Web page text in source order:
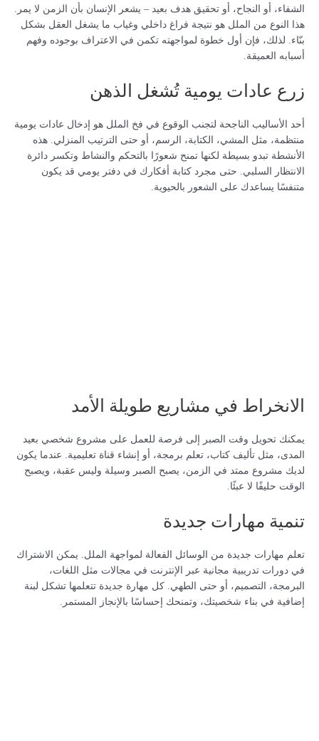
الشفاء، أو النجاح، أو تحقيق هدف بعيد – يشعر الإنسان بأن الزمن لا يمر.
هذا النوع من الملل هو نتيجة فراغ داخلي وغياب ما يشغل العقل بشكل
بنّاء. لذلك، فإن أول خطوة لمواجهته تكمن في الاعتراف بوجوده وفهم
أسبابه العميقة.
زرع عادات يومية تُشغل الذهن
أحد الأساليب الناجحة لتجنب الوقوع في فخ الملل هو إدخال عادات يومية
منتظمة، مثل المشي، الكتابة، الرسم، أو حتى الترتيب المنزلي. هذه
الأنشطة تبدو بسيطة لكنها تمنح شعورًا بالتحكم والنشاط وتكسر دائرة
الانتظار السلبي. حتى مجرد كتابة أفكارك في دفتر يومي قد يكون
متنفسًا يساعدك على الشعور بالحيوية.
الانخراط في مشاريع طويلة الأمد
يمكنك تحويل وقت الصبر إلى فرصة للعمل على مشروع شخصي بعيد
المدى، مثل تأليف كتاب، تعلم برمجة، أو إنشاء قناة تعليمية. عندما يكون
لديك مشروع ممتد في الزمن، يصبح الصبر وسيلة وليس عقبة، ويصبح
الوقت حليفًا لا عبئًا.
تنمية مهارات جديدة
تعلم مهارات جديدة من الوسائل الفعالة لمواجهة الملل. يمكن الاشتراك
في دورات تدريبية مجانية عبر الإنترنت في مجالات مثل اللغات،
البرمجة، التصميم، أو حتى الطهي. كل مهارة جديدة تتعلمها تشكل لبنة
إضافية في بناء شخصيتك، وتمنحك إحساسًا بالإنجاز المستمر.